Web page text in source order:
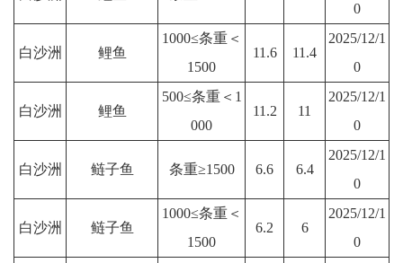
0
白沙洲 鲤鱼
1000≤条重＜
1500
11.6 11.4
2025/12/1
0
白沙洲 鲤鱼
500≤条重＜1
000
11.2 11
2025/12/1
0
白沙洲 鲢子鱼 条重≥1500 6.6 6.4
2025/12/1
0
白沙洲 鲢子鱼
1000≤条重＜
1500
6.2 6
2025/12/1
0